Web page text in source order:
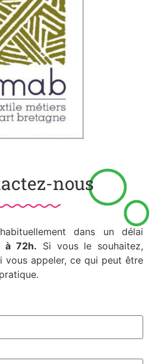
nous
dans un délai
à 72h. Si vous le souhaitez,
vous appeler, ce qui peut être